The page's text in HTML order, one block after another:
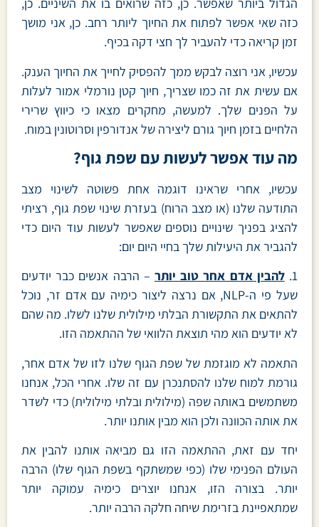
הגדול ביותר שאפשר. כן, כזה שרואים בו את השיניים. כן,
כזה שאי אפשר לפתוח את החיוך ליותר רחב. כן, אני מושך
זמן קריאה כדי להעביר לך חצי דקה בכיף.
עכשיו, אני רוצה לבקש ממך להפסיק לחייך את החיוך הענק.
אם עשית את זה כמו שצריך, חיוך קטן נורמלי אמור לעלות
על הפנים שלך. למעשה, מחקרים מצאו כי כיווץ שרירי
הלחיים בזמן חיוך גורם ליצירה של אנדורפין וסרוטונין במוח.
מה עוד אפשר לעשות עם שפת גוף?
עכשיו, אחרי שראינו דוגמה אחת פשוטה לשינוי מצב
התודעה שלנו (או מצב הרוח) בעזרת שינוי שפת גוף, רציתי
להציג בפניך שינויים נוספים שאפשר לעשות עוד היום כדי
להגביר את היעילות שלך בחיי היום יום:
1. להבין אדם אחר טוב יותר – הרבה אנשים כבר יודעים
שעל פי ה-NLP, אם נרצה ליצור כימיה עם אדם זר, נוכל
להתאים את התקשורת הבלתי מילולית שלנו לשלו. מה שהם
לא יודעים הוא מהי תוצאת הלוואי של ההתאמה הזו.
התאמה לא מוגזמת של שפת הגוף שלנו לזו של אדם אחר,
גורמת למוח שלנו להסתנכרן עם זה שלו. אחרי הכל, אנחנו
משתמשים באותה שפה (מילולית ובלתי מילולית) כדי לשדר
את אותה הכוונה ולכן הוא מבין אותנו יותר.
יחד עם זאת, ההתאמה הזו גם מביאה אותנו להבין את
העולם הפנימי שלו (כפי שמשתקף בשפת הגוף שלו) הרבה
יותר. בצורה הזו, אנחנו יוצרים כימיה עמוקה יותר
שמתאפיינת בזרימת שיחה חלקה הרבה יותר.